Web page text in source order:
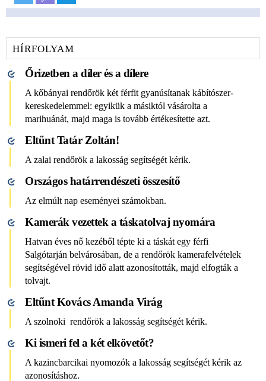
HÍRFOLYAM
Őrizetben a díler és a dílere
A kőbányai rendőrök két férfit gyanúsítanak kábítószer-
kereskedelemmel: egyikük a másiktól vásárolta a
marihuánát, majd maga is tovább értékesítette azt.
Eltűnt Tatár Zoltán!
A zalai rendőrök a lakosság segítségét kérik.
Országos határrendészeti összesítő
Az elmúlt nap eseményei számokban.
Kamerák vezettek a táskatolvaj nyomára
Hatvan éves nő kezéből tépte ki a táskát egy férfi
Salgótarján belvárosában, de a rendőrök kamerafelvételek
segítségével rövid idő alatt azonosították, majd elfogták a
tolvajt.
Eltűnt Kovács Amanda Virág
A szolnoki rendőrök a lakosság segítségét kérik.
Ki ismeri fel a két elkövetőt?
A kazincbarcikai nyomozók a lakosság segítségét kérik az
azonosításhoz.